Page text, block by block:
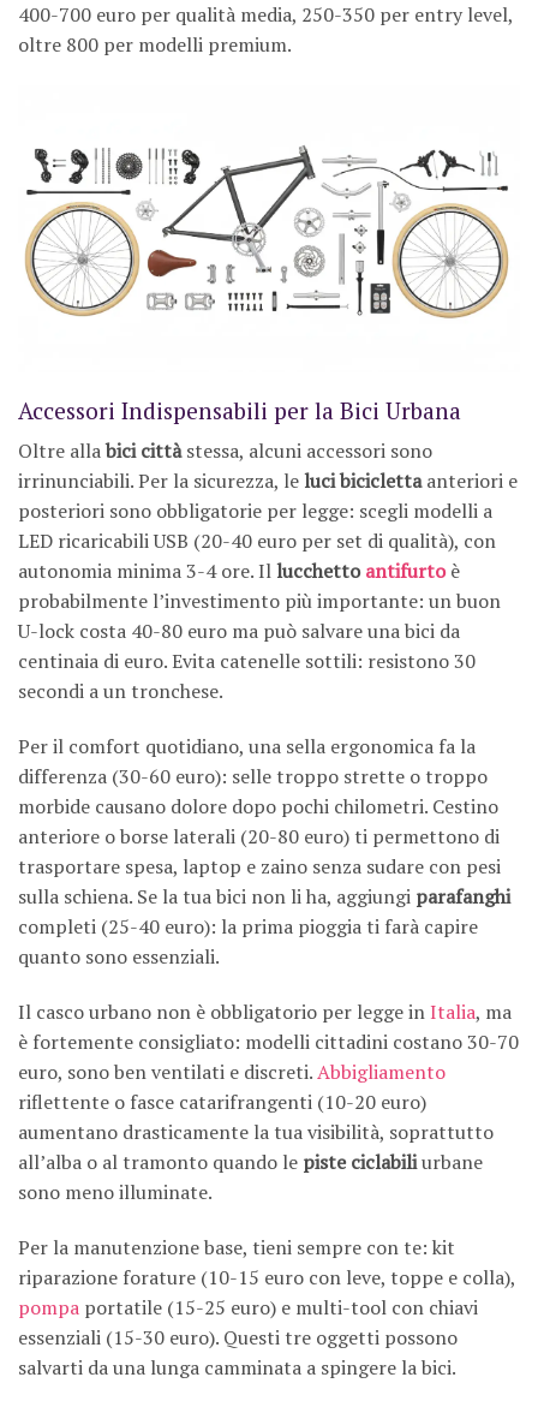
400-700 euro per qualità media, 250-350 per entry level,
oltre 800 per modelli premium.
Accessori Indispensabili per la Bici Urbana
Oltre allabici cittàstessa, alcuni accessori sono
irrinunciabili. Per la sicurezza, leluci biciclettaanteriori e
posteriori sono obbligatorie per legge: scegli modelli a
LED ricaricabili USB (20-40 euro per set di qualità), con
autonomia minima 3-4 ore. Illucchettoantifurtoè
probabilmente l’investimento più importante: un buon
U-lock costa 40-80 euro ma può salvare una bici da
centinaia di euro. Evita catenelle sottili: resistono 30
secondi a un tronchese.
Per il comfort quotidiano, una sella ergonomica fa la
differenza (30-60 euro): selle troppo strette o troppo
morbide causano dolore dopo pochi chilometri. Cestino
anteriore o borse laterali (20-80 euro) ti permettono di
trasportare spesa, laptop e zaino senza sudare con pesi
sulla schiena. Se la tua bici non li ha, aggiungi parafanghi
completi (25-40 euro): la prima pioggia ti farà capire
quanto sono essenziali.
Il casco urbano non è obbligatorio per legge inItalia, ma
è fortemente consigliato: modelli cittadini costano 30-70
euro, sono ben ventilati e discreti.Abbigliamento
riflettente o fasce catarifrangenti (10-20 euro)
aumentano drasticamente la tua visibilità, soprattutto
all’alba o al tramonto quando le piste ciclabiliurbane
sono meno illuminate.
Per la manutenzione base, tieni sempre con te: kit
riparazione forature (10-15 euro con leve, toppe e colla),
pompa portatile (15-25 euro) e multi-tool con chiavi
essenziali (15-30 euro). Questi tre oggetti possono
salvarti da una lunga camminata a spingere la bici.